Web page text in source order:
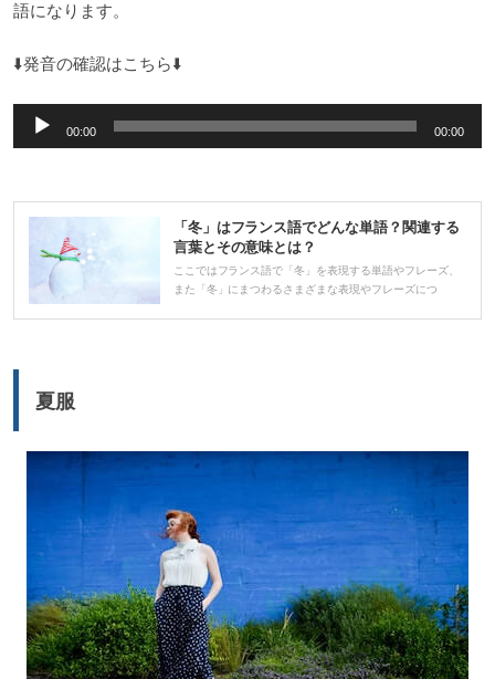
語になります。
⬇️発音の確認はこちら⬇️
声
ー
00:00 00:00
「冬」はフランス語でどんな単語？関連する
言葉とその意味とは？
ここではフランス語で「冬」を表現する単語やフレーズ、
また「冬」にまつわるさまざまな表現やフレーズにつ
夏服